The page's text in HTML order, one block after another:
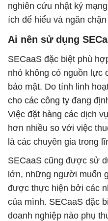
nghiên cứu nhật ký
ích để hiểu và ngăn
Ai nên sử dụng
SECaaS đặc biệt phù
nhỏ không có nguồn lực
bảo mật. Do tính linh
cho các công ty đang
Việc đặt hàng các dịch
hơn nhiều so với việc
là các chuyên gia trong
SECaaS cũng được sử
lớn, những người muốn
được thực hiện bởi các
của mình. SECaaS đặc
doanh nghiệp nào phụ